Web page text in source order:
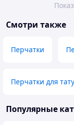
Смотри также
Перчатки
Перчатки для тату
Популярные